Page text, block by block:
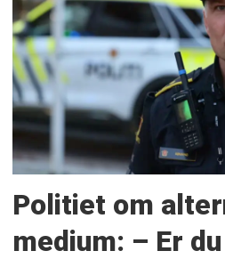
Politiet om
medium: – Er